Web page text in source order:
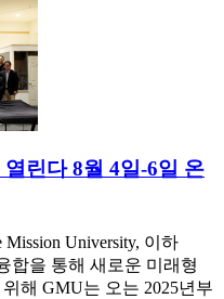
린다 8월 4일-6일 온
University, 이하
합을 통해 새로운 미래형
해 GMU는 오는 2025년부